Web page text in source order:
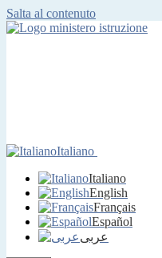
Salta al contenuto
Italiano
Italiano
English
Français
Español
عربى